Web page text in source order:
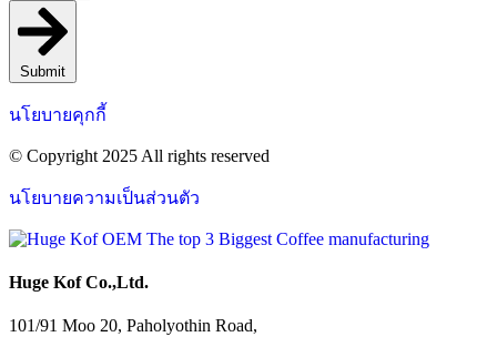
Submit
นโยบายคุกกี้
© Copyright 2025 All rights reserved
นโยบายความเป็นส่วนตัว
Huge Kof Co.,Ltd.
101/91 Moo 20, Paholyothin Road,